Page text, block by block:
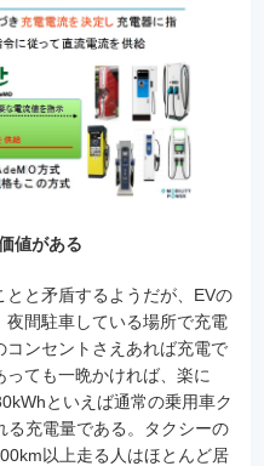
値がある
と矛盾するようだが、EVの
間駐車している場所で充電
ンセントさえあれば充電で
ても一晩かければ、楽に
といえば通常の乗用車ク
る充電量である。タクシーの
以上走る人はほとんど居